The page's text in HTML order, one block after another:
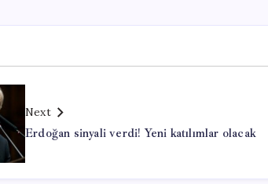
Next
Erdoğan sinyali verdi! Yeni katılımlar olacak